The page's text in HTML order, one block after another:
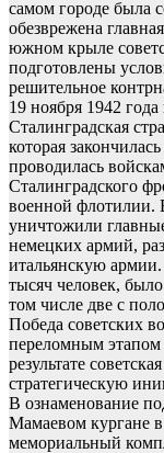
самом городе была
обезврежена
южном крыле
подготовлены
решительное
19 ноября 1942
Сталинградская
которая
проводилась
Сталинградского
военной флотилии.
уничтожили
немецких армий,
итальянскую
тысяч человек,
том числе две с
Победа советских
переломным
результате
стратегическую
В ознаменование
Мамаевом кургане
мемориальный